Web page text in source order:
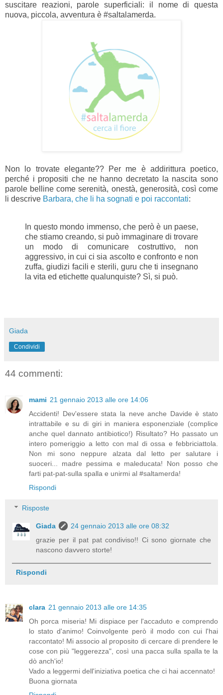
suscitare reazioni, parole superficiali: il nome di questa
nuova, piccola, avventura è #saltalamerda.
Non lo trovate elegante?? Per me è addirittura poetico,
perché i propositi che ne hanno decretato la nascita sono
parole belline come serenità, onestà, generosità, così come
li descrive Barbara, che li ha sognati e poi raccontati:
In questo mondo immenso, che però è un paese,
che stiamo creando, si può immaginare di trovare
un modo di comunicare costruttivo, non
aggressivo, in cui ci sia ascolto e confronto e non
zuffa, giudizi facili e sterili, guru che ti insegnano
la vita ed etichette qualunquiste? Sì, si può.
Giada
Condividi
44 commenti:
mami 21 gennaio 2013 alle ore 14:06
Accidenti! Dev'essere stata la neve anche Davide è stato
intrattabile e su di giri in maniera esponenziale (complice
anche quel dannato antibiotico!) Risultato? Ho passato un
intero pomeriggio a letto con mal di ossa e febbriciattola.
Non mi sono neppure alzata dal letto per salutare i
suoceri... madre pessima e maleducata! Non posso che
farti pat-pat-sulla spalla e unirmi al #saltamerda!
Rispondi
Risposte
Giada
24 gennaio 2013 alle ore 08:32
grazie per il pat pat condiviso!! Ci sono giornate che
nascono davvero storte!
Rispondi
clara 21 gennaio 2013 alle ore 14:35
Oh porca miseria! Mi dispiace per l'accaduto e comprendo
lo stato d'animo! Coinvolgente però il modo con cui l'hai
raccontato! Mi associo al proposito di cercare di prendere le
cose con più "leggerezza", così una pacca sulla spalla te la
dò anch'io!
Vado a leggermi dell'iniziativa poetica che ci hai accennato!
Buona giornata